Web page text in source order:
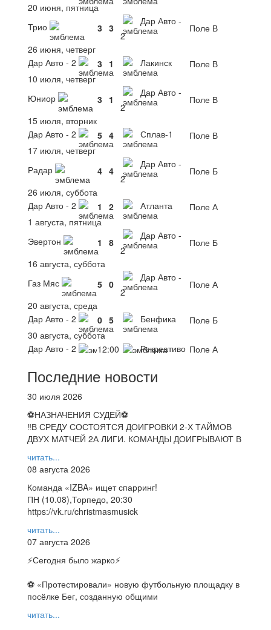
20 июня, пятница
Трио
3 3
Дар Авто -
2
Поле В
26 июня, четверг
Дар Авто - 2
3 1 Лакинск
Поле В
10 июля, четверг
Юниор
3 1
Дар Авто -
2
Поле В
15 июля, вторник
Дар Авто - 2
5 4 Сплав-1
Поле В
17 июля, четверг
Радар
4 4
Дар Авто -
2
Поле Б
26 июля, суббота
Дар Авто - 2
1 2 Атланта
Поле А
1 августа, пятница
Эвертон
1 8
Дар Авто -
2
Поле Б
16 августа, суббота
Газ Мяс
5 0
Дар Авто -
2
Поле А
20 августа, среда
Дар Авто - 2
0 5 Бенфика
Поле Б
30 августа, суббота
Дар Авто - 2
12:00 Рекреативо Поле А
Последние новости
30 июля 2026
⚽НАЗНАЧЕНИЯ СУДЕЙ⚽
‼В СРЕДУ СОСТОЯТСЯ ДОИГРОВКИ 2-Х ТАЙМОВ
ДВУХ МАТЧЕЙ 2А ЛИГИ. КОМАНДЫ ДОИГРЫВАЮТ В
читать...
08 августа 2026
Команда «IZBA» ищет спарринг!
ПН (10.08),Торпедо, 20:30
https://vk.ru/christmasmusick
читать...
07 августа 2026
⚡️Сегодня было жарко⚡️
⚽ ️«Протестировали» новую футбольную площадку в
посёлке Бег, созданную общими
читать...